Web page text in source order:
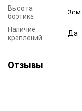
Высота
бортика
3см
Наличие
креплений
Да
Отзывы